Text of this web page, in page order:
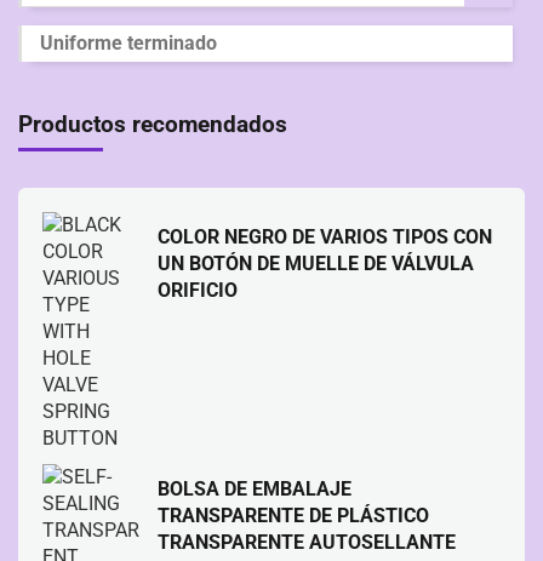
Uniforme terminado
Productos recomendados
COLOR NEGRO DE VARIOS TIPOS CON
UN BOTÓN DE MUELLE DE VÁLVULA
ORIFICIO
BOLSA DE EMBALAJE
TRANSPARENTE DE PLÁSTICO
TRANSPARENTE AUTOSELLANTE